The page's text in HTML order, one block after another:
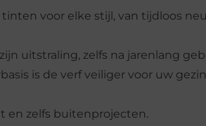
voor elke stijl, van tijdloos
uitstraling, zelfs na jarenlang
is de verf veiliger voor uw
en zelfs buitenprojecten.